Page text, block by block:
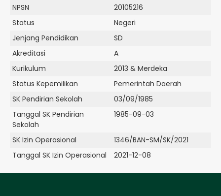
NPSN
20105216
Status
Negeri
Jenjang Pendidikan
SD
Akreditasi
A
Kurikulum
2013 & Merdeka
Status Kepemilikan
Pemerintah Daerah
SK Pendirian Sekolah
03/09/1985
Tanggal SK Pendirian
Sekolah
1985-09-03
SK Izin Operasional
1346/BAN-SM/SK/2021
Tanggal SK Izin Operasional
2021-12-08